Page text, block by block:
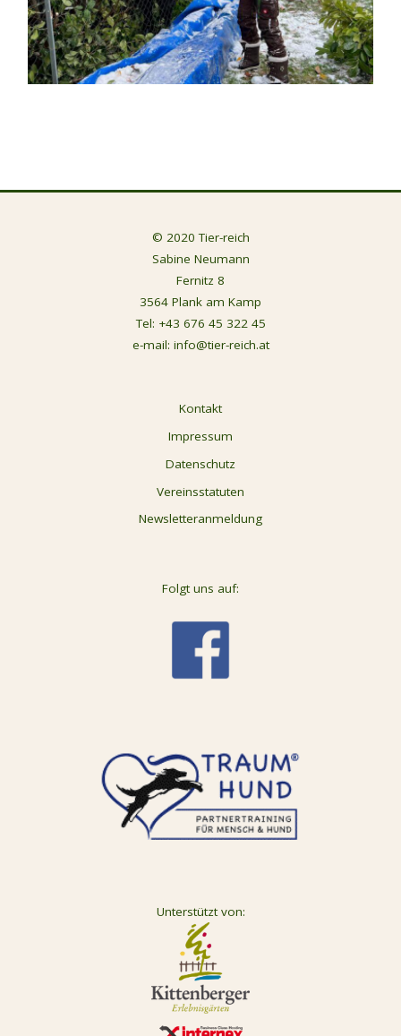
© 2020 Tier-reich
Sabine Neumann
Fernitz 8
3564 Plank am Kamp
Tel: +43 676 45 322 45
e-mail: info@tier-reich.at
Kontakt
Impressum
Datenschutz
Vereinsstatuten
Newsletteranmeldung
Folgt uns auf:
Unterstützt von: